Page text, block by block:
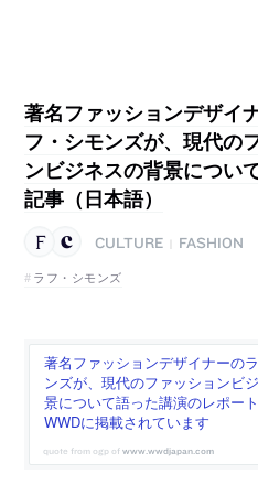
著名ファッションデザイ
フ・シモンズが、現代の
ンビジネスの背景につい
記事（日本語）
CULTURE
FASHION
ラフ・シモンズ
著名ファッションデザイナーの
ンズが、現代のファッションビ
景について語った講演のレポー
WWDに掲載されています
www.wwdjapan.com